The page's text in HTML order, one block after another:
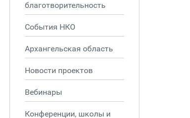
благотворительность
События НКО
Архангельская область
Новости проектов
Вебинары
Конференции, школы и